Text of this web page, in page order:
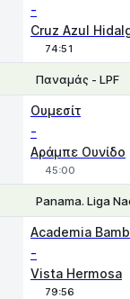
-
Cruz Azul
74:51
Παναμάς - LPF
Ουμεσίτ
-
Αράμπε Ουνίδο
45:00
Panama. Liga
Academia
-
Vista Hermosa
79:56